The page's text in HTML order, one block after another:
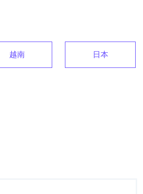
越南 日本